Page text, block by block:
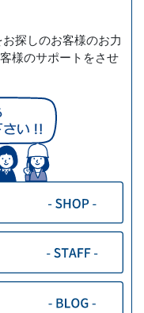
探しのお客様のお力
様のサポートをさせ